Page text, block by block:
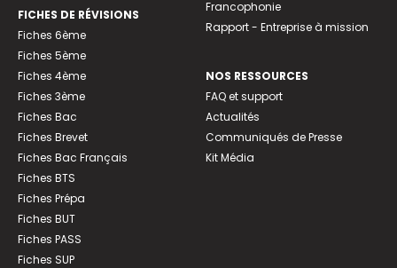
FICHES DE RÉVISIONS
Fiches 6ème
Fiches 5ème
Fiches 4ème
Fiches 3ème
Fiches Bac
Fiches Brevet
Fiches Bac Français
Fiches BTS
Fiches Prépa
Fiches BUT
Fiches PASS
Fiches SUP
Francophonie
Rapport - Entreprise à mission
NOS RESSOURCES
FAQ et support
Actualités
Communiqués de Presse
Kit Média